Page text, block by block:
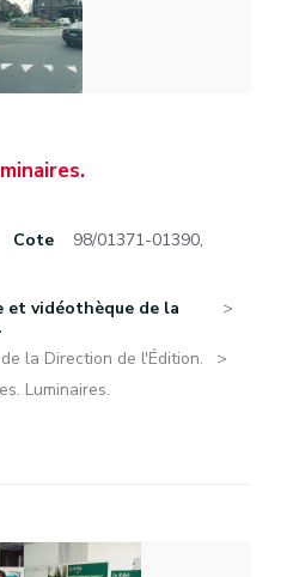
Cote
98/01371-01390,
vidéothèque de la
la Direction de l'Édition.
Luminaires.